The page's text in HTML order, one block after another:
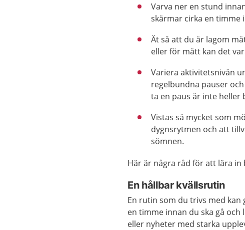
Varva ner en stund
skärmar cirka en timme
Ät så att du är lagom
eller för mätt kan det
Variera aktivitetsnivån
regelbundna pauser
ta en paus är inte heller
Vistas så mycket som
dygnsrytmen och att
sömnen.
Här är några råd för att lära in
En hållbar kvällsrutin
En rutin som du trivs med
en timme innan du ska gå
eller nyheter med starka